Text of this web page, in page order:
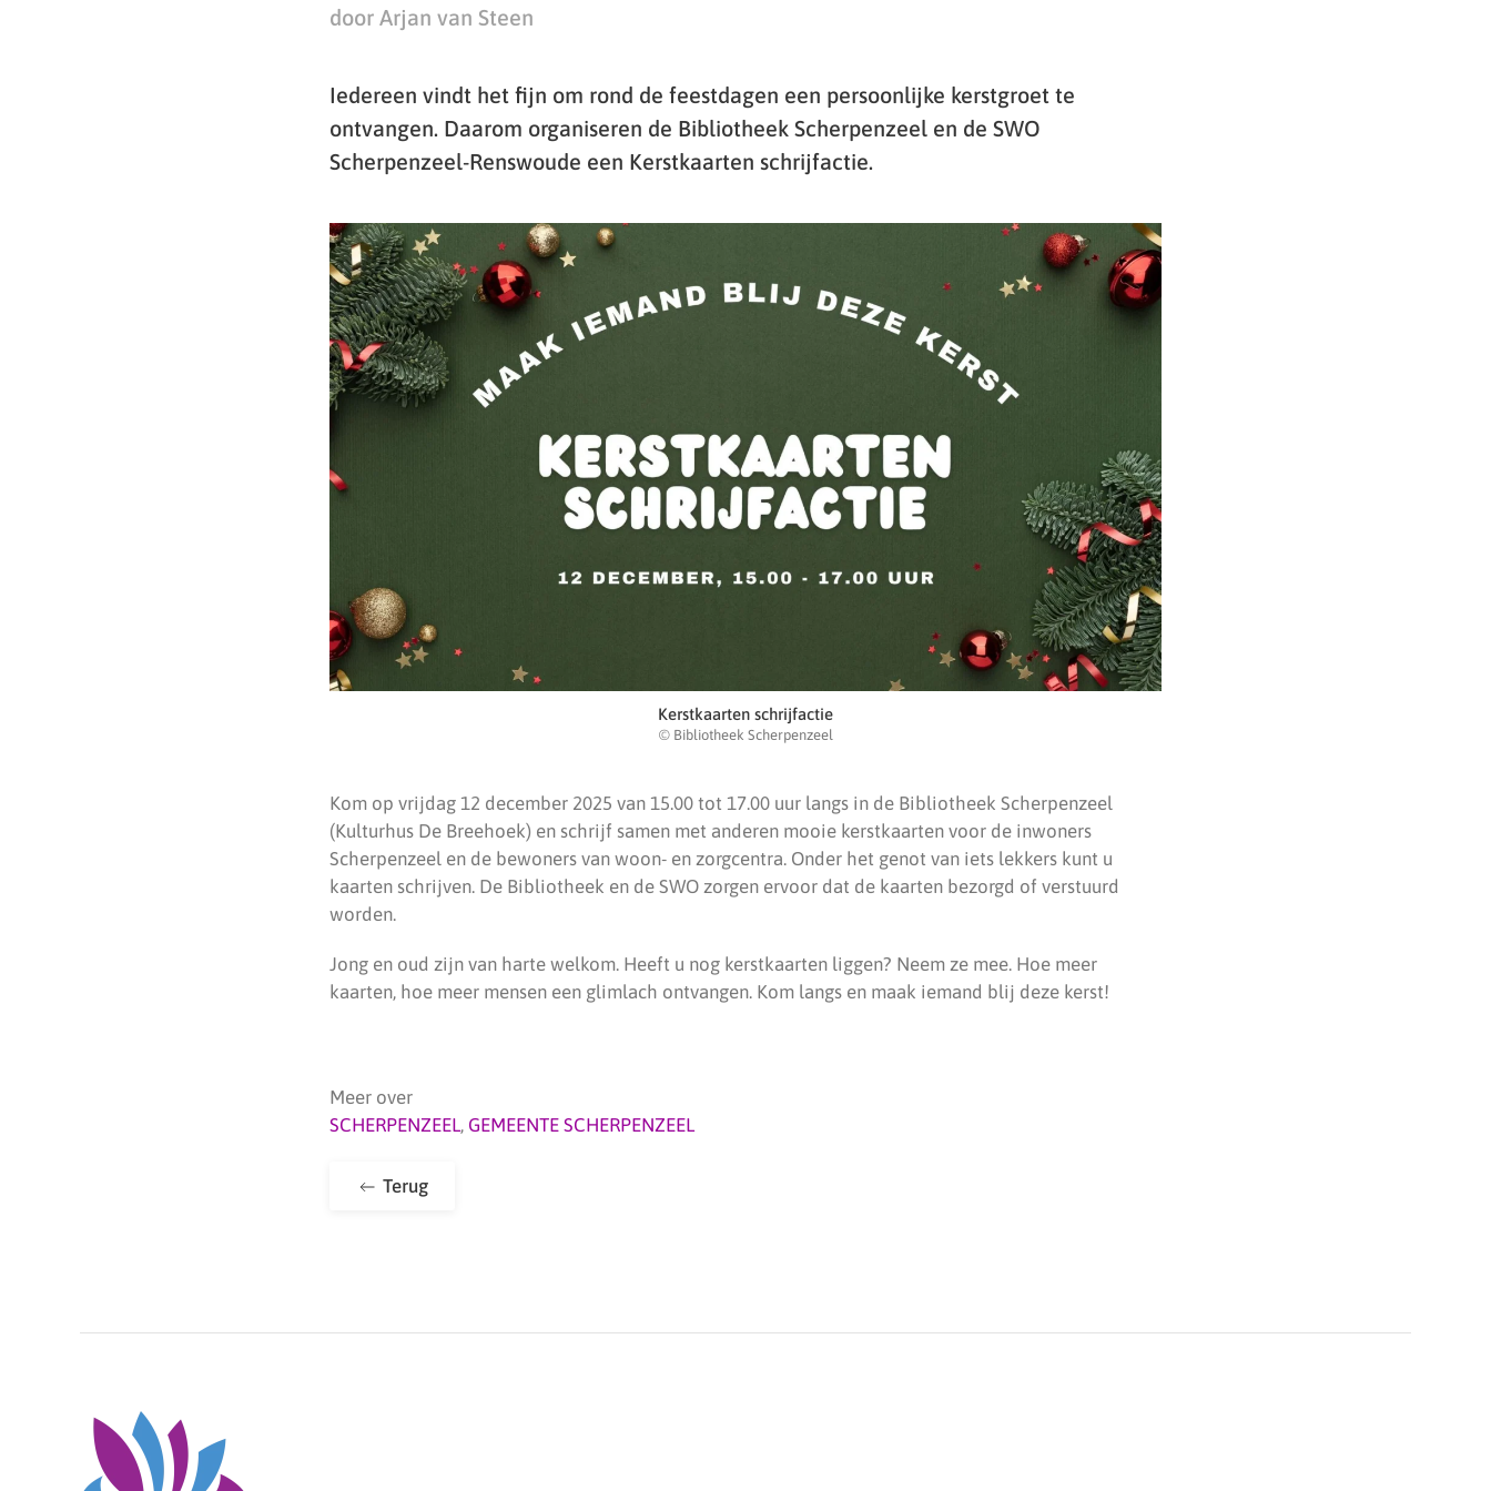
door Arjan van Steen
Iedereen vindt het fijn om rond de feestdagen een persoonlijke kerstgroet te
ontvangen. Daarom organiseren de Bibliotheek Scherpenzeel en de SWO
Scherpenzeel-Renswoude een Kerstkaarten schrijfactie.
Kerstkaarten schrijfactie
© Bibliotheek Scherpenzeel
Kom op vrijdag 12 december 2025 van 15.00 tot 17.00 uur langs in de Bibliotheek Scherpenzeel
(Kulturhus De Breehoek) en schrijf samen met anderen mooie kerstkaarten voor de inwoners
Scherpenzeel en de bewoners van woon- en zorgcentra. Onder het genot van iets lekkers kunt u
kaarten schrijven. De Bibliotheek en de SWO zorgen ervoor dat de kaarten bezorgd of verstuurd
worden.
Jong en oud zijn van harte welkom. Heeft u nog kerstkaarten liggen? Neem ze mee. Hoe meer
kaarten, hoe meer mensen een glimlach ontvangen. Kom langs en maak iemand blij deze kerst!
Meer over
SCHERPENZEEL, GEMEENTE SCHERPENZEEL
Terug